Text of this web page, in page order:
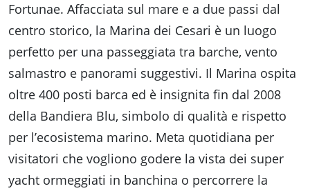
Fortunae. Affacciata sul mare e a due passi dal
centro storico, la Marina dei Cesari è un luogo
perfetto per una passeggiata tra barche, vento
salmastro e panorami suggestivi. Il Marina ospita
oltre 400 posti barca ed è insignita fin dal 2008
della Bandiera Blu, simbolo di qualità e rispetto
per l’ecosistema marino. Meta quotidiana per
visitatori che vogliono godere la vista dei super
yacht ormeggiati in banchina o percorrere la